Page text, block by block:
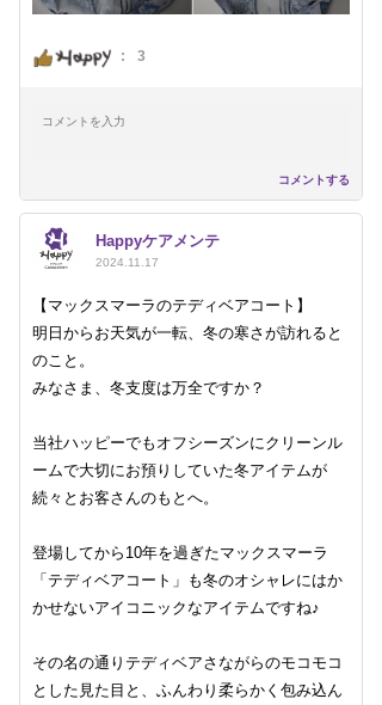
: 3
コメントする
Happyケアメンテ
2024.11.17
【マックスマーラのテディベアコート】
明日からお天気が一転、冬の寒さが訪れると
のこと。
みなさま、冬支度は万全ですか？
当社ハッピーでもオフシーズンにクリーンル
ームで大切にお預りしていた冬アイテムが
続々とお客さんのもとへ。
登場してから10年を過ぎたマックスマーラ
「テディベアコート」も冬のオシャレにはか
かせないアイコニックなアイテムですね♪
その名の通りテディベアさながらのモコモコ
とした見た目と、ふんわり柔らかく包み込ん